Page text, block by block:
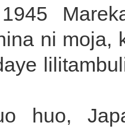
ni moja,
huo,